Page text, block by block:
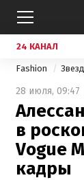
24 КАНАЛ
Fashion
28 июля, 09:47
в
Vogue
кадры